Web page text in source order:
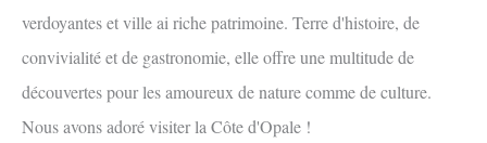
verdoyantes et ville ai riche patrimoine. Terre d'histoire, de
convivialité et de gastronomie, elle offre une multitude de
découvertes pour les amoureux de nature comme de culture.
Nous avons adoré visiter la Côte d'Opale !